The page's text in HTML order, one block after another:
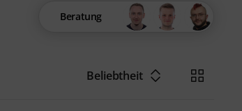
Beratung
Beliebtheit